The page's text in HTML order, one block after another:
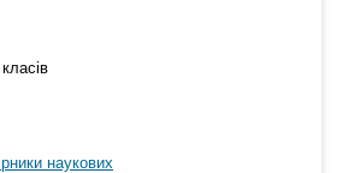
наукових